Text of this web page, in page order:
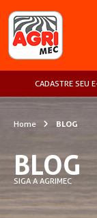
CADASTRE SEU
Home BLOG
BLOG
SIGA A AGRIMEC